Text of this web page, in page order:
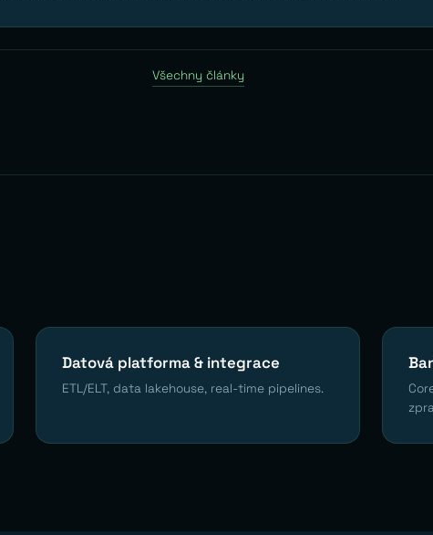
Všechny články
Datová platforma & integrace
ETL/ELT, data lakehouse, real-time pipelines.